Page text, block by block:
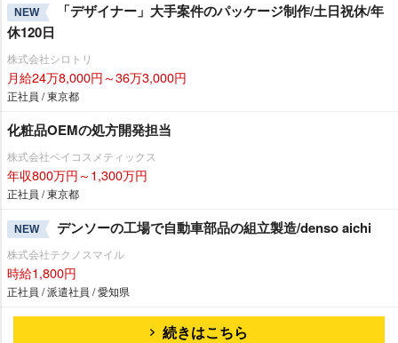
NEW
「デザイナー」大手案件のパッケージ制作/土日祝休/年
休120日
株式会社シロトリ
月給24万8,000円～36万3,000円
正社員 / 東京都
化粧品OEMの処方開発担当
株式会社ベイコスメティックス
年収800万円～1,300万円
正社員 / 東京都
NEW デンソーの工場で自動車部品の組立製造/denso aichi
株式会社テクノスマイル
時給1,800円
正社員 / 派遣社員 / 愛知県
続きはこちら